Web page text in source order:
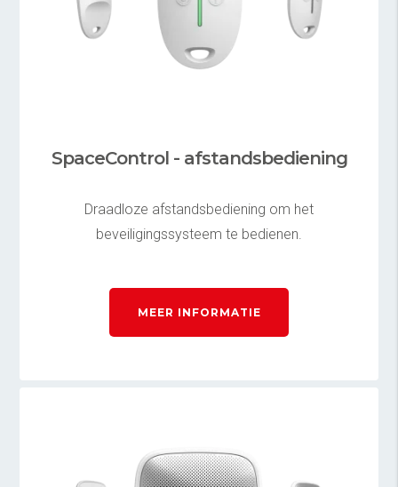
SpaceControl - afstandsbediening
Draadloze afstandsbediening om het
beveiligingssysteem te bedienen.
MEER INFORMATIE